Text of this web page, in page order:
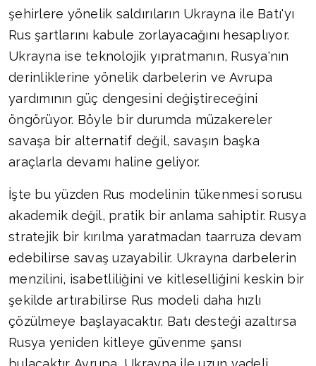
şehirlere yönelik saldırıların Ukrayna ile Batı'yı
Rus şartlarını kabule zorlayacağını hesaplıyor.
Ukrayna ise teknolojik yıpratmanın, Rusya'nın
derinliklerine yönelik darbelerin ve Avrupa
yardımının güç dengesini değiştireceğini
öngörüyor. Böyle bir durumda müzakereler
savaşa bir alternatif değil, savaşın başka
araçlarla devamı haline geliyor.
İşte bu yüzden Rus modelinin tükenmesi sorusu
akademik değil, pratik bir anlama sahiptir. Rusya
stratejik bir kırılma yaratmadan taarruza devam
edebilirse savaş uzayabilir. Ukrayna darbelerin
menzilini, isabetliliğini ve kitleselliğini keskin bir
şekilde artırabilirse Rus modeli daha hızlı
çözülmeye başlayacaktır. Batı desteği azaltırsa
Rusya yeniden kitleye güvenme şansı